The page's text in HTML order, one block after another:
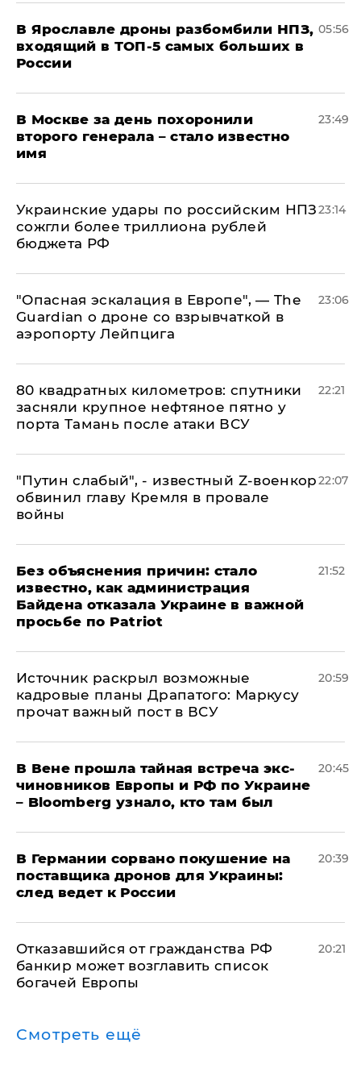
В Ярославле дроны разбомбили НПЗ,
входящий в ТОП-5 самых больших в
России
05:56
В Москве за день похоронили
второго генерала – стало известно
имя
23:49
Украинские удары по российским НПЗ
сожгли более триллиона рублей
бюджета РФ
23:14
"Опасная эскалация в Европе", — The
Guardian о дроне со взрывчаткой в
аэропорту Лейпцига
23:06
80 квадратных километров: спутники
засняли крупное нефтяное пятно у
порта Тамань после атаки ВСУ
22:21
​"Путин слабый", - известный Z-военкор
обвинил главу Кремля в провале
войны
22:07
Без объяснения причин: стало
известно, как администрация
Байдена отказала Украине в важной
просьбе по Patriot
21:52
​Источник раскрыл возможные
кадровые планы Драпатого: Маркусу
прочат важный пост в ВСУ
20:59
В Вене прошла тайная встреча экс-
чиновников Европы и РФ по Украине
– Bloomberg узнало, кто там был
20:45
​В Германии сорвано покушение на
поставщика дронов для Украины:
след ведет к России
20:39
Отказавшийся от гражданства РФ
банкир может возглавить список
богачей Европы
20:21
Смотреть ещё